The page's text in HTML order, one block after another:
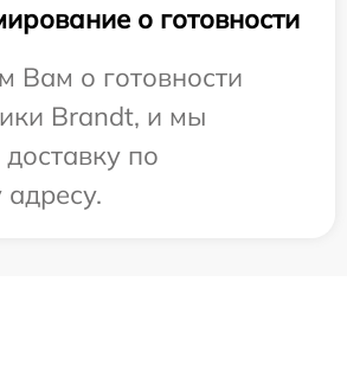
о готовности
о готовности
Brandt, и мы
по